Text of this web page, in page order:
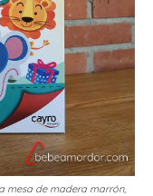
mesa de madera marrón,